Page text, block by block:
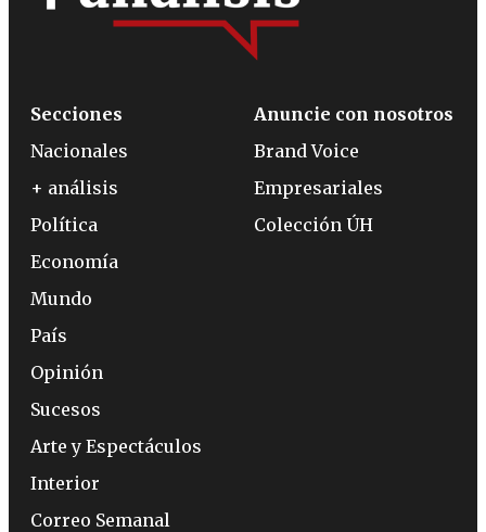
Secciones
Nacionales
+ análisis
Política
Economía
Mundo
País
Opinión
Sucesos
Arte y Espectáculos
Interior
Correo Semanal
Anuncie con nosotros
Brand Voice
Empresariales
Colección ÚH